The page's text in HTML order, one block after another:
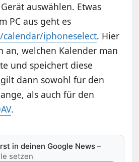
auswählen. Etwas
PC aus geht es
iphoneselect. Hier
an, welchen Kalender man
und speichert diese
dann sowohl für den
als auch für den
.
in deinen Google News –
setzen